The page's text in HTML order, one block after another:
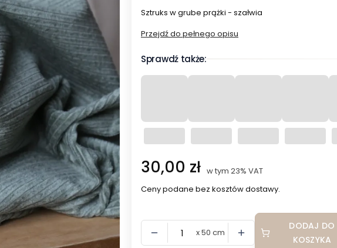
Sztruks w grube prążki - szałwia
Przejdź do pełnego opisu
Sprawdź także:
Cena
30,00 zł w tym 23% VAT
w tym 23% VAT
Ceny podane bez kosztów dostawy.
x 50 cm
DODAJ DO
KOSZYKA